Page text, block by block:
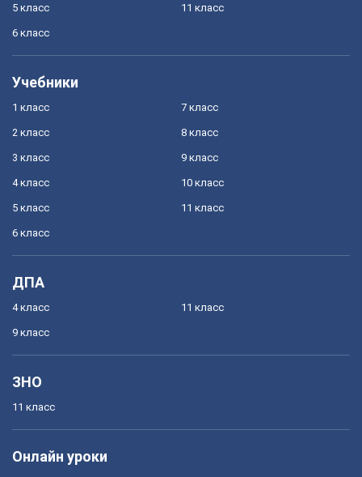
5 класс
6 класс
11 класс
Учебники
1 класс
2 класс
3 класс
4 класс
5 класс
6 класс
7 класс
8 класс
9 класс
10 класс
11 класс
ДПА
4 класс
9 класс
11 класс
ЗНО
11 класс
Онлайн уроки